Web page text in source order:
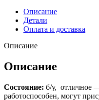
Описание
Детали
Оплата и доставка
Описание
Описание
Состояние: б/у, отличное
работоспособен, могут